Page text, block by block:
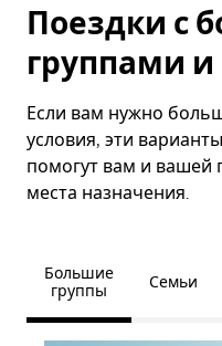
Поездки с
группами и
Если вам нужно
условия, эти
помогут вам и вашей
места назначения.
Большие
группы
Семьи